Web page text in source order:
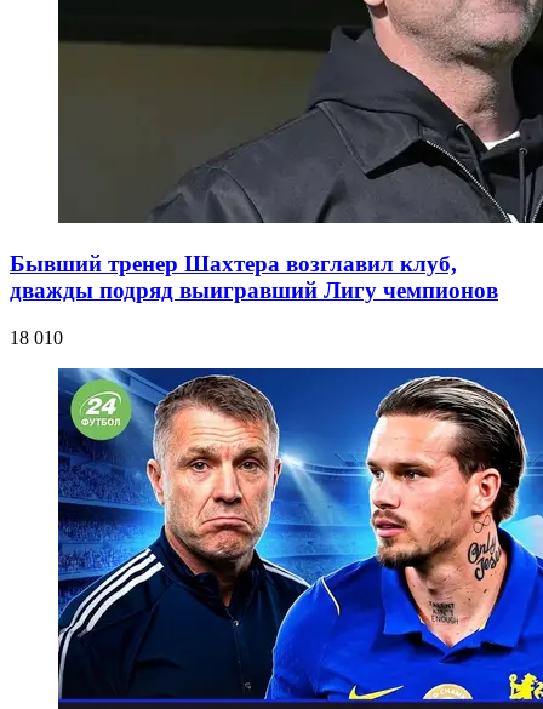
Бывший тренер Шахтера возглавил клуб,
дважды подряд выигравший Лигу чемпионов
18 010